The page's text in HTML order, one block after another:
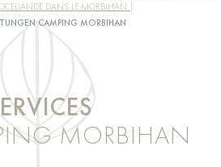
DANS LE MORBIHAN
CAMPING MORBIHAN
MORBIHAN